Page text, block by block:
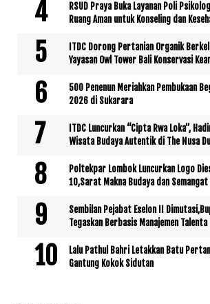
RSUD Praya Buka Layanan Poli
Ruang Aman untuk Konseling dan
ITDC Dorong Pertanian Organik
Yayasan Owl Tower Bali Konservasi
500 Penenun Meriahkan Pembukaan
2026 di Sukarara
ITDC Luncurkan “Cipta Rwa Loka”,
Wisata Budaya Autentik di The Nusa
Poltekpar Lombok Luncurkan Logo
10,Sarat Makna Budaya dan
Sembilan Pejabat Eselon II
Tegaskan Berbasis Manajemen Talenta
Lalu Pathul Bahri Letakkan Batu
Gantung Kokok Sidutan